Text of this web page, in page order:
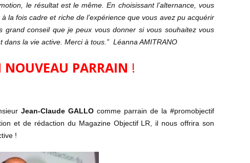
le résultat est le même. En choisissant l’alternance, vous
la fois cadre et riche de l’expérience que vous avez pu acquérir
grand conseil que je peux vous donner si vous souhaitez vous
la vie active. Merci à tous.” Léanna AMITRANO
PARRAIN !
Jean-Claude GALLO comme parrain de la #promobjectif
et de rédaction du Magazine Objectif LR, il nous offrira son
!